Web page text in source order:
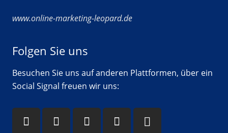
www.online-marketing-leopard.de
Folgen Sie uns
Besuchen Sie uns auf anderen Plattformen, über ein
Social Signal freuen wir uns: